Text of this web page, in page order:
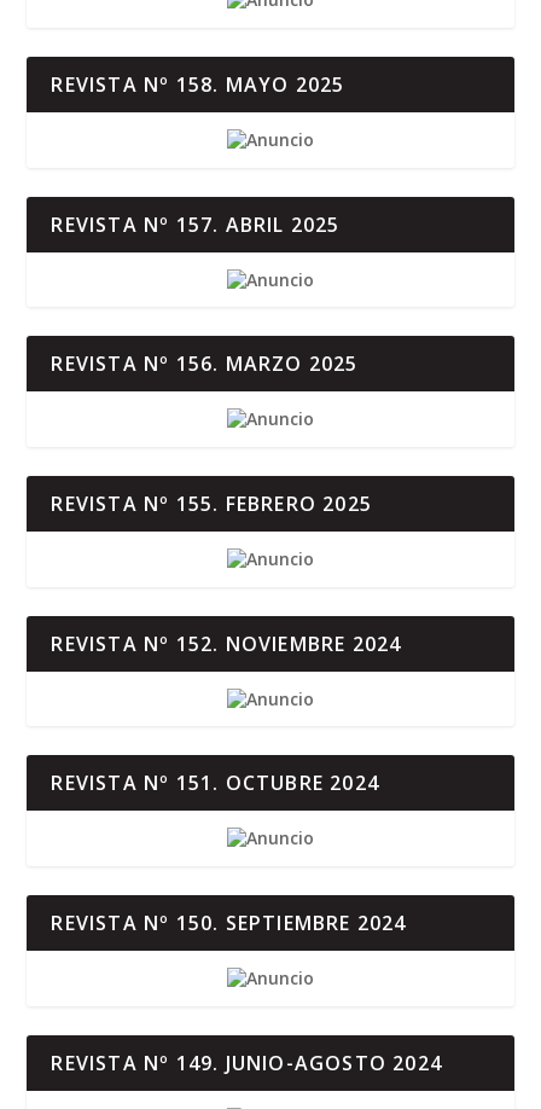
REVISTA Nº 158. MAYO 2025
REVISTA Nº 157. ABRIL 2025
REVISTA Nº 156. MARZO 2025
REVISTA Nº 155. FEBRERO 2025
REVISTA Nº 152. NOVIEMBRE 2024
REVISTA Nº 151. OCTUBRE 2024
REVISTA Nº 150. SEPTIEMBRE 2024
REVISTA Nº 149. JUNIO-AGOSTO 2024